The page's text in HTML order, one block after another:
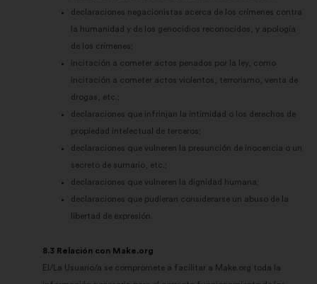
declaraciones negacionistas acerca de los crímenes contra
la humanidad y de los genocidios reconocidos, y apología
de los crímenes;
incitación a cometer actos penados por la ley, como
incitación a cometer actos violentos, terrorismo, venta de
drogas, etc.;
declaraciones que infrinjan la intimidad o los derechos de
propiedad intelectual de terceros;
declaraciones que vulneren la presunción de inocencia o un
secreto de sumario, etc.;
declaraciones que vulneren la dignidad humana;
declaraciones que pudieran considerarse un abuso de la
libertad de expresión.
8.3 Relación con Make.org
El/La Usuario/a se compromete a facilitar a Make.org toda la